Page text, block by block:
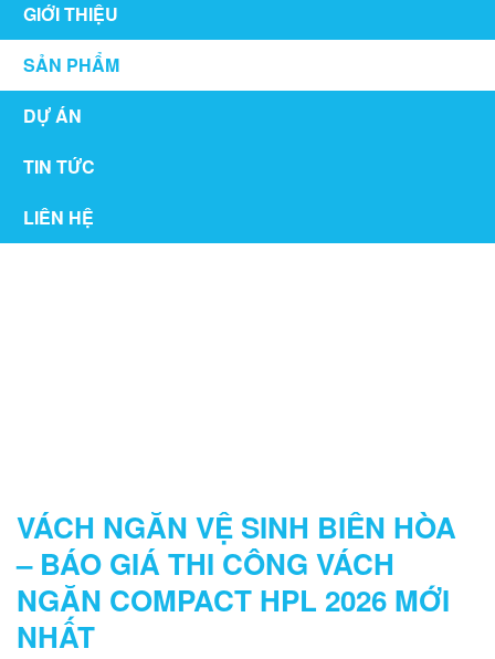
GIỚI THIỆU
SẢN PHẨM
DỰ ÁN
TIN TỨC
LIÊN HỆ
VÁCH NGĂN VỆ SINH BIÊN HÒA
– BÁO GIÁ THI CÔNG VÁCH
NGĂN COMPACT HPL 2026 MỚI
NHẤT